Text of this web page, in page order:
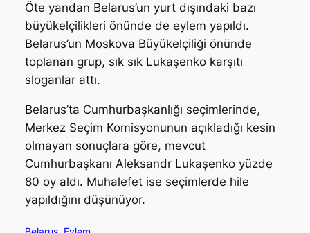
Öte yandan Belarus’un yurt dışındaki bazı
büyükelçilikleri önünde de eylem yapıldı.
Belarus’un Moskova Büyükelçiliği önünde
toplanan grup, sık sık Lukaşenko karşıtı
sloganlar attı.
Belarus’ta Cumhurbaşkanlığı seçimlerinde,
Merkez Seçim Komisyonunun açıkladığı kesin
olmayan sonuçlara göre, mevcut
Cumhurbaşkanı Aleksandr Lukaşenko yüzde
80 oy aldı. Muhalefet ise seçimlerde hile
yapıldığını düşünüyor.